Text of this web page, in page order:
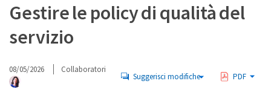
Gestire le policy di qualità del
servizio
08/05/2026 Collaboratori
Suggerisci modifiche PDF